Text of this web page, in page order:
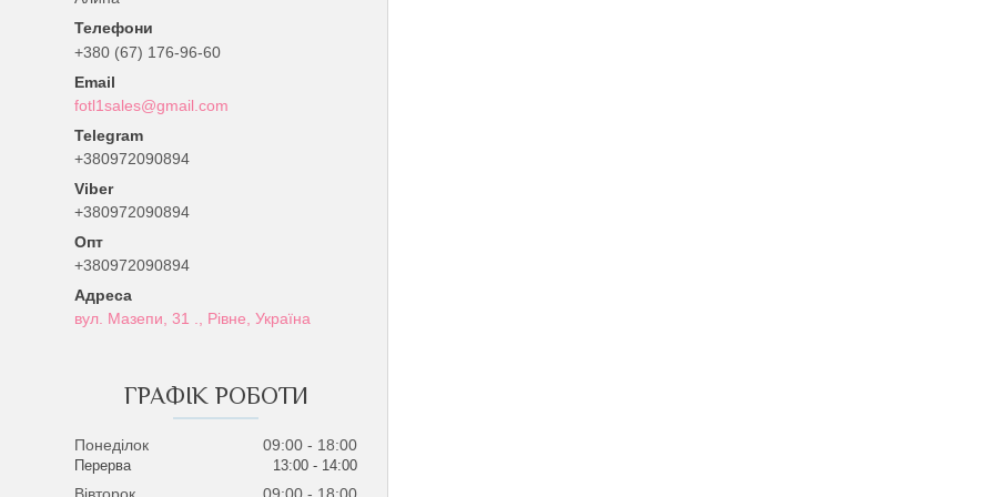
+380 (67) 176-96-60
fotl1sales@gmail.com
+380972090894
+380972090894
Опт
+380972090894
вул. Мазепи, 31 ., Рівне, Україна
ГРАФІК РОБОТИ
Понеділок 09:00 18:00
13:00 14:00
Вівторок 09:00 18:00